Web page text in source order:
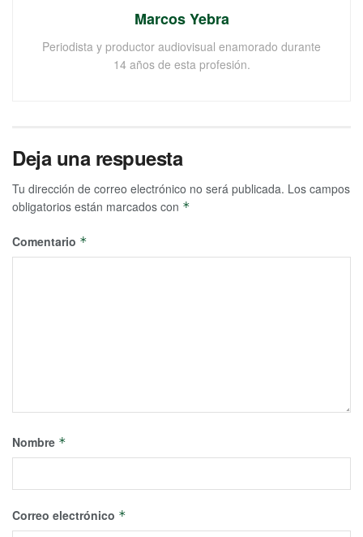
Marcos Yebra
Periodista y productor audiovisual enamorado durante
14 años de esta profesión.
Deja una respuesta
Tu dirección de correo electrónico no será publicada. Los campos
obligatorios están marcados con *
Comentario *
Nombre *
Correo electrónico *